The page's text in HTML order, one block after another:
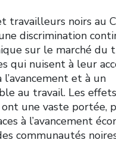
travailleurs noirs au
discrimination
sur le marché du
qui nuisent à leur
l’avancement et à un
au travail. Les
une vaste portée,
à l’avancement
communautés